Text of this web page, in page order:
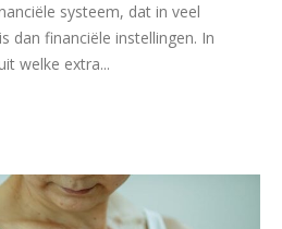
systeem, dat in veel
dan financiële instellingen. In
welke extra...